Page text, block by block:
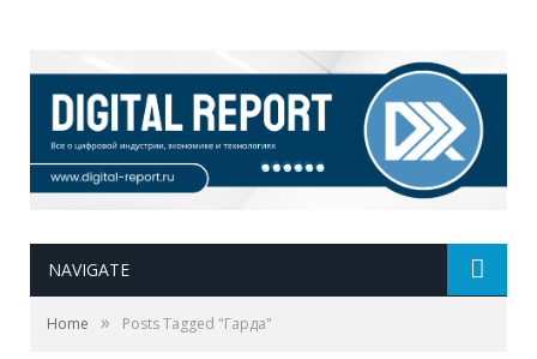
NAVIGATE
Home » Posts Tagged "Гарда"